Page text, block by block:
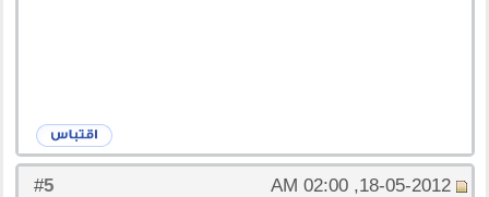
#
5 18-05-2012, 02:00 AM